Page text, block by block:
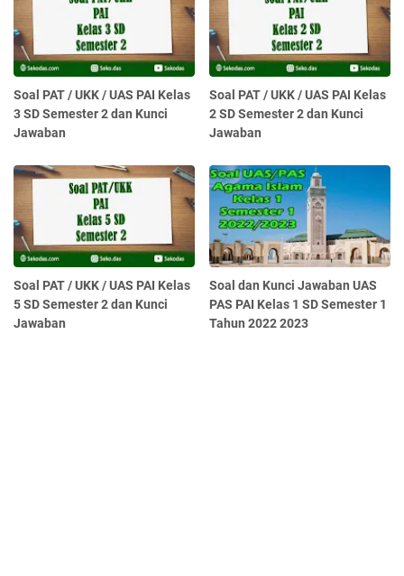
Soal PAT / UKK / UAS PAI Kelas
3 SD Semester 2 dan Kunci
Jawaban
Soal PAT / UKK / UAS PAI Kelas
2 SD Semester 2 dan Kunci
Jawaban
Soal PAT / UKK / UAS PAI Kelas
5 SD Semester 2 dan Kunci
Jawaban
Soal dan Kunci Jawaban UAS
PAS PAI Kelas 1 SD Semester 1
Tahun 2022 2023